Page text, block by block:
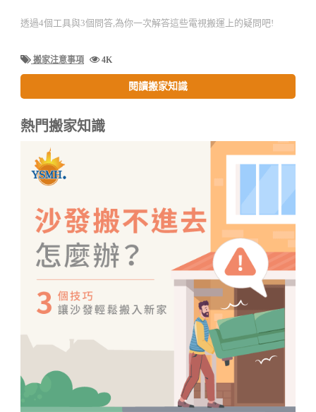
透過4個工具與3個問答,為你一次解答這些電視搬運上的疑問吧!
搬家注意事項 4K
閱讀搬家知識
熱門搬家知識